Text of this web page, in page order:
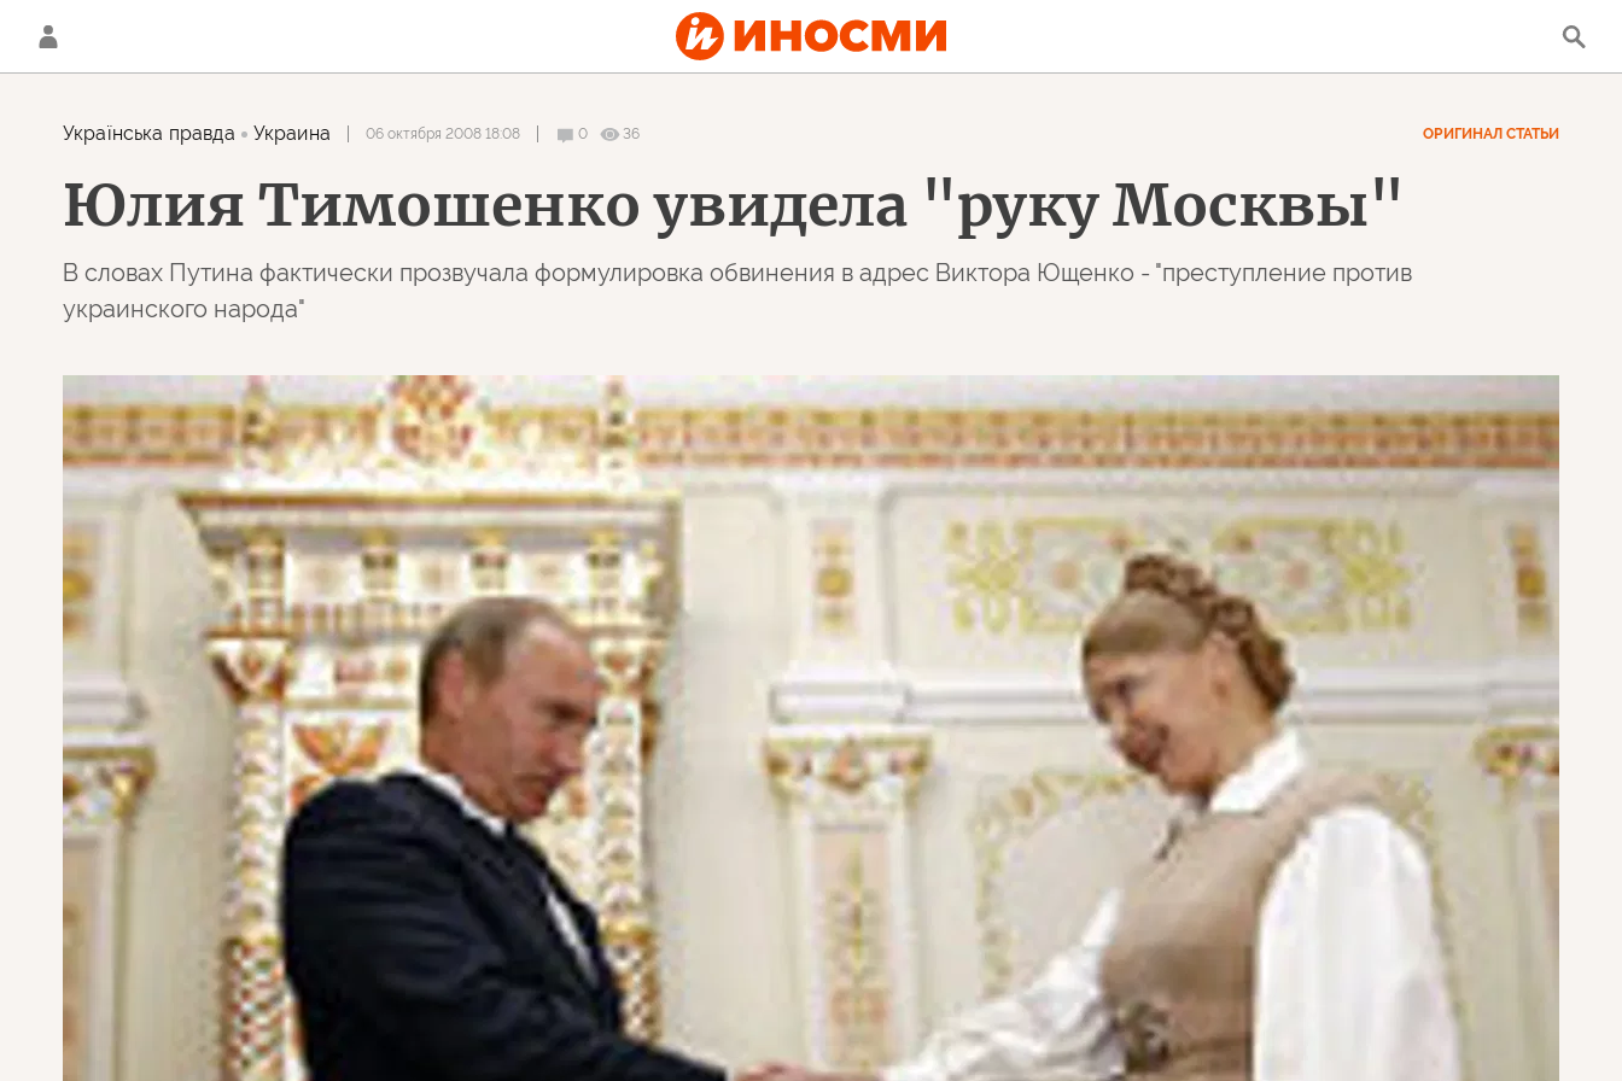
Українська правда Украина 06 октября 2008 18:08 0 36 ОРИГИНАЛ СТАТЬИ
Юлия Тимошенко увидела "руку Москвы"
В словах Путина фактически прозвучала формулировка обвинения в адрес Виктора Ющенко - "преступление против
украинского народа"